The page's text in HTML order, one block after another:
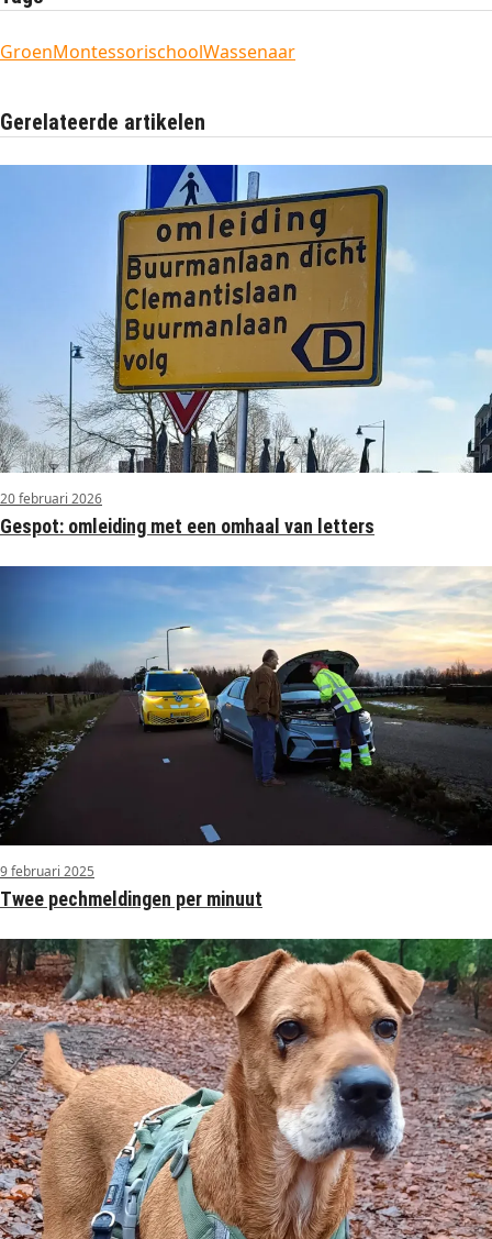
GroenMontessorischoolWassenaar
Gerelateerde artikelen
20 februari 2026
Gespot: omleiding met een omhaal van letters
9 februari 2025
Twee pechmeldingen per minuut